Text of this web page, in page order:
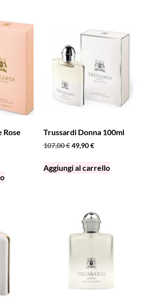
Rose
Trussardi Donna 100ml
107,00€49,90€
Aggiungi al carrello